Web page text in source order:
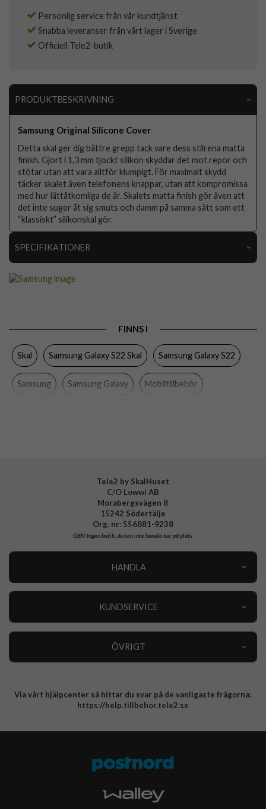
Personlig service från vår kundtjänst
Snabba leveranser från vårt lager i Sverige
Officiell Tele2-butik
PRODUKTBESKRIVNING
Samsung Original Silicone Cover
Detta skal ger dig bättre grepp tack vare dess stilrena matta
finish. Gjort i 1,3 mm tjockt silikon skyddar det mot repor och
stötar utan att vara alltför klumpigt. För maximalt skydd
täcker skalet även telefonens knappar, utan att kompromissa
med hur lättåtkomliga de är. Skalets matta finish gör även att
det inte suger åt sig smuts och damm på samma sätt som ett
“klassiskt” silikonskal gör.
SPECIFIKATIONER
Trådlös laddning-kompatibel
Färg Svart
Material
FINNS I
Skal Samsung Galaxy S22 Skal Samsung Galaxy S22
Samsung Samsung Galaxy Mobiltillbehör
Tele2 by SkalHuset
C/O Lowwi AB
Morabergsvägen 8
15242 Södertälje
Org. nr: 556881-9238
OBS!Ingen butik, du kan inte handla här på plats
HANDLA
KUNDSERVICE
ÖVRIGT
Integritetspolicy
Via vårt hjälpcenter så hittar du svar på de vanligaste frågorna:
https://help.tillbehor.tele2.se